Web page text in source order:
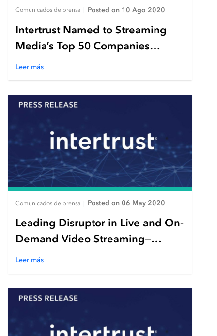
Comunicados de prensa Posted on 10 Ago 2020
Intertrust Named to Streaming
Media’s Top 50 Companies
Leading the Future of Online
Leer más
Comunicados de prensa | Posted on 06 May 2020
Leading Disruptor in Live and On-
Demand Video Streaming—
SonyLIV Selects Intertrust
Leer más